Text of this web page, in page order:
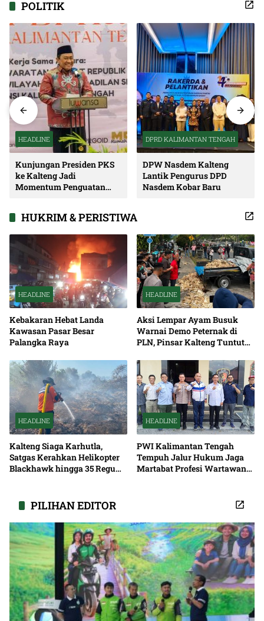
POLITIK
HEADLINE
Kunjungan Presiden PKS
ke Kalteng Jadi
Momentum Penguatan
DPRD KALIMANTAN TENGAH
DPW Nasdem Kalteng
Lantik Pengurus DPD
Nasdem Kobar Baru
HUKRIM & PERISTIWA
HEADLINE
Kebakaran Hebat Landa
Kawasan Pasar Besar
Palangka Raya
HEADLINE
Aksi Lempar Ayam Busuk
Warnai Demo Peternak di
PLN, Pinsar Kalteng Tuntut
HEADLINE
Kalteng Siaga Karhutla,
Satgas Kerahkan Helikopter
Blackhawk hingga 35 Regu
HEADLINE
PWI Kalimantan Tengah
Tempuh Jalur Hukum Jaga
Martabat Profesi Wartawan
PILIHAN EDITOR